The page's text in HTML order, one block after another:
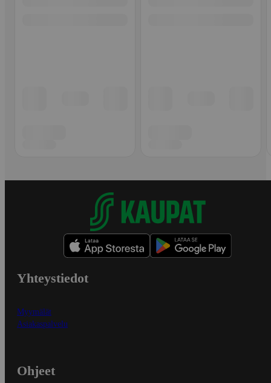
Yhteystiedot
Myymälät
Asiakaspalvelu
Ohjeet